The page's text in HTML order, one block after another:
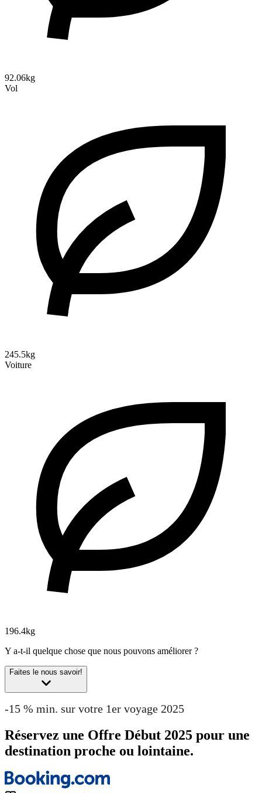
92.06kg
Vol
245.5kg
Voiture
196.4kg
Y a-t-il quelque chose que nous pouvons améliorer ?
Faites le nous savoir!
-15 % min. sur votre 1er voyage 2025
Réservez une Offre Début 2025 pour une
destination proche ou lointaine.